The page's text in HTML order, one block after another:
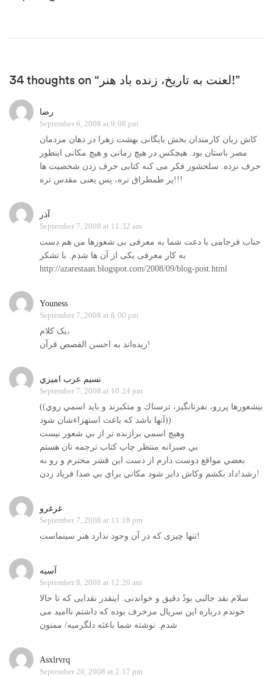
34 thoughts on “لعنت به تاریخ، زنده باد هنر!”
رضا
September 6, 2008 at 9:08 pm
کاش زبان کارمندان بخش بایگانی بهشت زهرا در دهان مردمان
مصر باستان بود. هیچکس در هیچ زمانی و هیچ مکانی اینطور
حرف نزده. سلحشور فکر می کنه کتابی حرف زدن شخصیت ها
پر طمطراق تره، پس یعنی مقدس تره!!!
آذر
September 7, 2008 at 11:32 am
جناب فرجامی با دعت شما به معرفی بی شعورها من هم دست
به کار معرفی یکی از آن ها شدم. با تشکر
http://azarestaan.blogspot.com/2008/09/blog-post.html
Youness
September 7, 2008 at 8:00 pm
یک کلام،
ریده‌اند به احسن القصص قرآن!
نسيم عرب اميري
September 7, 2008 at 10:24 pm
((بيشعورها پررو، نفرت­انگيز، ترسناك و متكبرند و بايد اسمي روي
آنها باشد كه باعث استهزاءشان شود)).
وهيچ اسمي برازنده تر از بي شعور نيست
بي صبرانه منتظر چاپ كتاب ترجمه تان هستم
بعضي مواقع دوست دارم از دست اين قشر محترم و رو به
رشد!داد بكشم وكاش داير شود مكاني براي بي صدا فرياد زدن!
غرغرو
September 7, 2008 at 11:18 pm
تنها چیزی که در آن وجود ندارد هنر سینماست!
آسيه
September 8, 2008 at 12:20 am
سلام نقد جالبی بودُ دقیق و خواندنی. اينقدر نقدايی که تا حالا
خوندم درباره اين سريال مزخرف بوده که داشتم نااميد می
شدم. نوشته شما باعثه دلگرمیه/ ممنون
Asxlrvrq
September 20, 2008 at 2:17 pm